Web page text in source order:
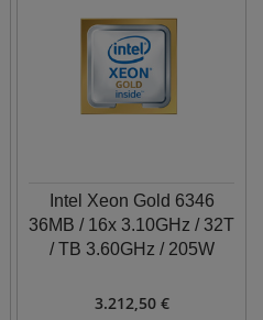
Intel Xeon Gold 6346
36MB / 16x 3.10GHz / 32T
/ TB 3.60GHz / 205W
3.212,50 €